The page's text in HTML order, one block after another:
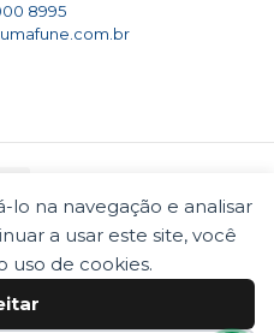
lo na navegação e analisar
a usar este site, você
uso de cookies.
8995
direitos reservados- Ligue
de ossos em todo o Brasil.
de privacidade